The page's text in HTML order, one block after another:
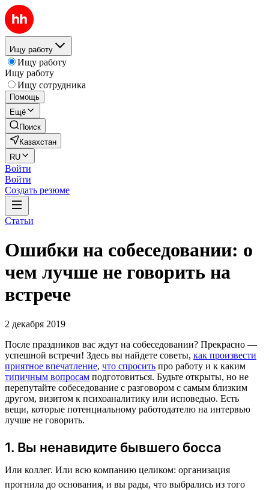
Ищу работу
Ищу работу
Ищу работу
Ищу сотрудника
Помощь
Ещё
Поиск
Казахстан
RU
Войти
Войти
Создать резюме
Статьи
Ошибки на собеседовании: о
чем лучше не говорить на
встрече
2 декабря 2019
После праздников вас ждут на собеседовании? Прекрасно —
успешной встречи! Здесь вы найдете советы, как произвести
приятное впечатление, что спросить про работу и к каким
типичным вопросам подготовиться. Будьте открыты, но не
перепутайте собеседование с разговором с самым близким
другом, визитом к психоаналитику или исповедью. Есть
вещи, которые потенциальному работодателю на интервью
лучше не говорить.
1. Вы ненавидите бывшего босса
Или коллег. Или всю компанию целиком: организация
прогнила до основания, и вы рады, что выбрались из того